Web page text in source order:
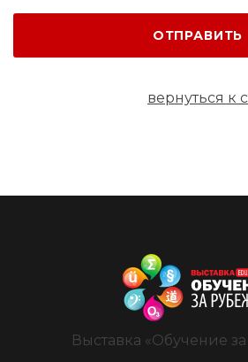
ОТПРАВИТЬ
вернуться к
Выставка «Обучение